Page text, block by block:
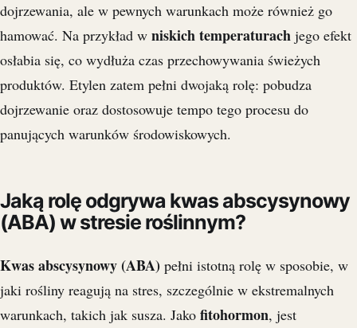
dojrzewania, ale w pewnych warunkach może również go
hamować. Na przykład w niskich temperaturach jego efekt
osłabia się, co wydłuża czas przechowywania świeżych
produktów. Etylen zatem pełni dwojaką rolę: pobudza
dojrzewanie oraz dostosowuje tempo tego procesu do
panujących warunków środowiskowych.
Jaką rolę odgrywa kwas abscysynowy
(ABA) w stresie roślinnym?
Kwas abscysynowy (ABA) pełni istotną rolę w sposobie, w
jaki rośliny reagują na stres, szczególnie w ekstremalnych
warunkach, takich jak susza. Jako fitohormon, jest